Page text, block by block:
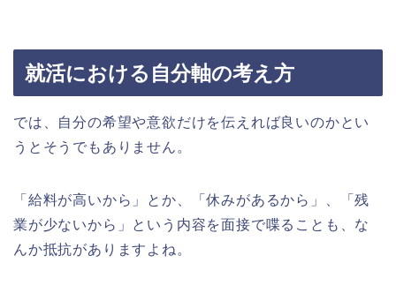
就活における自分軸の考え方
では、自分の希望や意欲だけを伝えれば良いのかとい
うとそうでもありません。
「給料が高いから」とか、「休みがあるから」、「残
業が少ないから」という内容を面接で喋ることも、な
んか抵抗がありますよね。